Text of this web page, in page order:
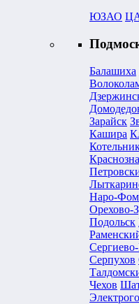
ЮЗАО
Балашиха
Зарайск
Кашира
Наро-
Орехово-
Подольск
Серпухов
Чехов